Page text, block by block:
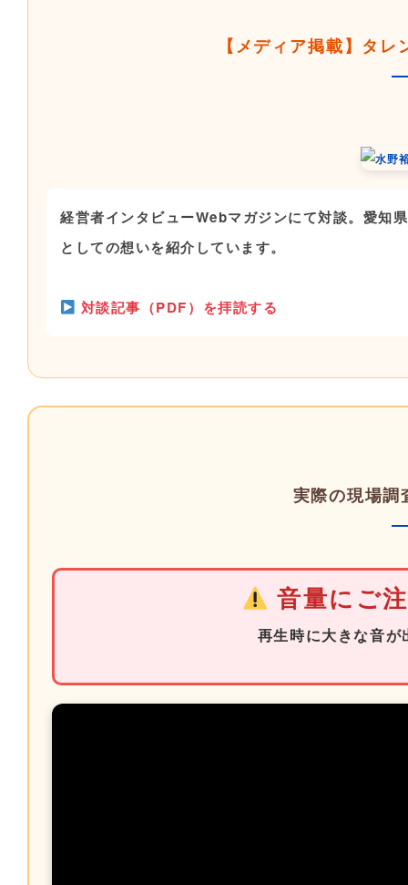
【メディア掲載】タ
経営者インタビューWebマガジンにて対談。愛知
としての想いを紹介しています。
対談記事（PDF）を拝読する
実際の現場調
音量にご
再生時に大きな音